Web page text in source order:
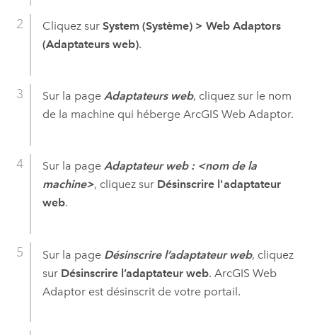
Cliquez sur System (Système) > Web Adaptors
(Adaptateurs web).
Sur la page Adaptateurs web, cliquez sur le nom
de la machine qui héberge ArcGIS Web Adaptor.
Sur la page Adaptateur web : <nom de la
machine>, cliquez sur Désinscrire l'adaptateur
web.
Sur la page Désinscrire l’adaptateur web, cliquez
sur Désinscrire l’adaptateur web. ArcGIS Web
Adaptorest désinscrit de votre portail.